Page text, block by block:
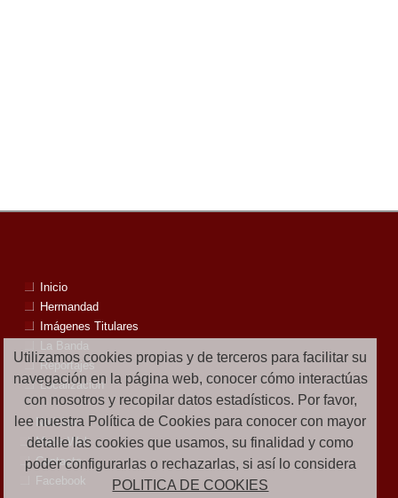
Inicio
Hermandad
Imágenes Titulares
La Banda
Reportajes
Localización
Noticias
Mapa Web
Contacto
Facebook
Utilizamos cookies propias y de terceros para facilitar su
navegación en la página web, conocer cómo interactúas
con nosotros y recopilar datos estadísticos. Por favor,
lee nuestra Política de Cookies para conocer con mayor
detalle las cookies que usamos, su finalidad y como
poder configurarlas o rechazarlas, si así lo considera
POLITICA DE COOKIES